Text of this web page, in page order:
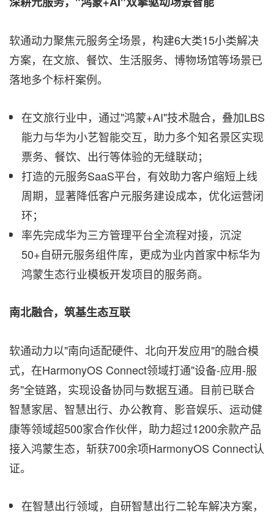
软通动力聚焦元服务全场景，构建6大类15小类解决
方案，在文旅、餐饮、生活服务、博物场馆等场景已
落地多个标杆案例。
在文旅行业中，通过"鸿蒙+AI"技术融合，叠加LBS
能力与华为小艺智能交互，助力多个知名景区实现
票务、餐饮、出行等体验的无缝联动；
打造的元服务SaaS平台，有效助力客户缩短上线
周期，显著降低客户元服务建设成本，优化运营闭
环；
率先完成华为三方管理平台全流程对接，沉淀
50+自研元服务组件库，更成为业内首家中标华为
鸿蒙生态行业模板开发项目的服务商。
南北融合，筑基生态互联
软通动力以"南向适配硬件、北向开发应用"的融合模
式，在HarmonyOS Connect领域打通"设备-应用-服
务"全链路，实现设备协同与数据互通。目前已联合
智慧家居、智慧出行、办公教育、影音娱乐、运动健
康等领域超500家合作伙伴，助力超过1200余款产品
接入鸿蒙生态，斩获700余项HarmonyOS Connect认
证。
在智慧出行领域，自研智慧出行二轮车解决方案，